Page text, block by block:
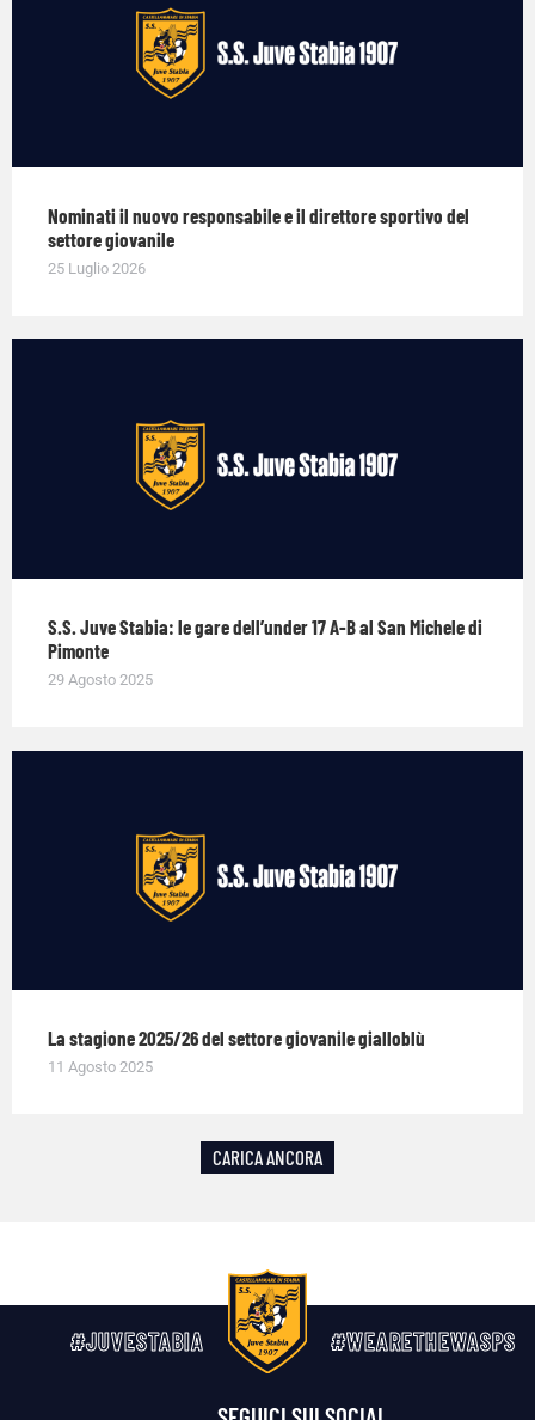
Nominati il nuovo responsabile e il direttore sportivo del
settore giovanile
25 Luglio 2026
S.S. Juve Stabia: le gare dell’under 17 A-B al San Michele di
Pimonte
29 Agosto 2025
La stagione 2025/26 del settore giovanile gialloblù
11 Agosto 2025
CARICA ANCORA
#JUVESTABIA #WEARETHEWASPS